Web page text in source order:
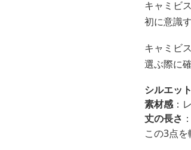
キャミビ
初に意識
キャミビ
選ぶ際に
シルエット
素材感：
丈の長さ
この3点